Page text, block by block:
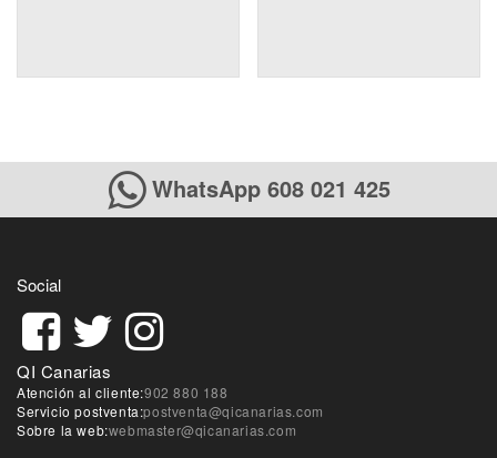
WhatsApp 608 021 425
Social
QI Canarias
Atención al cliente:902 880 188
Servicio postventa:postventa@qicanarias.com
Sobre la web:webmaster@qicanarias.com